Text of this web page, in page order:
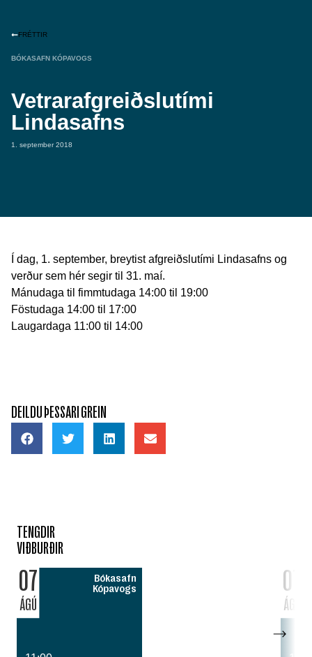
FRÉTTIR
BÓKASAFN KÓPAVOGS
Vetrarafgreiðslutími
Lindasafns
1. september 2018
Í dag, 1. september, breytist afgreiðslutími Lindasafns og
verður sem hér segir til 31. maí.
Mánudaga til fimmtudaga 14:00 til 19:00
Föstudaga 14:00 til 17:00
Laugardaga 11:00 til 14:00
DEILDU ÞESSARI GREIN
TENGDIR
VIÐBURÐIR
07
ÁGÚ
Bókasafn
Kópavogs
07
ÁGÚ